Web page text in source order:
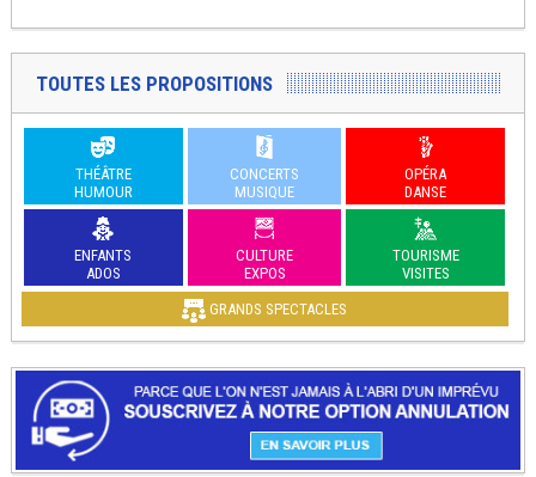
TOUTES LES PROPOSITIONS
THÉÂTRE
HUMOUR
CONCERTS
MUSIQUE
OPÉRA
DANSE
ENFANTS
ADOS
CULTURE
EXPOS
TOURISME
VISITES
GRANDS SPECTACLES